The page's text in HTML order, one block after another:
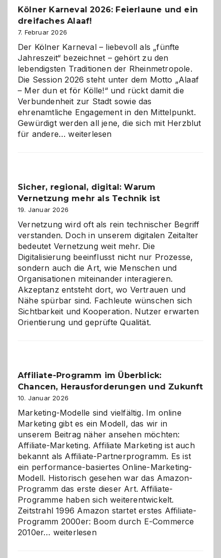
geworden
Kölner Karneval 2026: Feierlaune und ein
dreifaches Alaaf!
7. Februar 2026
Der Kölner Karneval – liebevoll als „fünfte
Jahreszeit“ bezeichnet – gehört zu den
lebendigsten Traditionen der Rheinmetropole.
Die Session 2026 steht unter dem Motto „Alaaf
– Mer dun et för Kölle!“ und rückt damit die
Verbundenheit zur Stadt sowie das
ehrenamtliche Engagement in den Mittelpunkt.
Gewürdigt werden all jene, die sich mit Herzblut
für andere…Kölner
ein
dreifaches
Alaaf!
weiterlesen
Sicher, regional, digital: Warum
Vernetzung mehr als Technik ist
19. Januar 2026
Vernetzung wird oft als rein technischer Begriff
verstanden. Doch in unserem digitalen Zeitalter
bedeutet Vernetzung weit mehr. Die
Digitalisierung beeinflusst nicht nur Prozesse,
sondern auch die Art, wie Menschen und
Organisationen miteinander interagieren.
Akzeptanz entsteht dort, wo Vertrauen und
Nähe spürbar sind. Fachleute wünschen sich
Sichtbarkeit und Kooperation. Nutzer erwarten
Orientierung und geprüfte Qualität.
Affiliate-Programm im Überblick:
Chancen, Herausforderungen und Zukunft
10. Januar 2026
Marketing-Modelle sind vielfältig. Im online
Marketing gibt es ein Modell, das wir in
unserem Beitrag näher ansehen möchten:
Affiliate-Marketing. Affiliate Marketing ist auch
bekannt als Affiliate-Partnerprogramm. Es ist
ein performance-basiertes Online-Marketing-
Modell. Historisch gesehen war das Amazon-
Programm das erste dieser Art. Affiliate-
Programme haben sich weiterentwickelt.
Zeitstrahl 1996 Amazon startet erstes Affiliate-
Programm 2000er: Boom durch E-Commerce
2010er… Affiliate-
weiterlesen